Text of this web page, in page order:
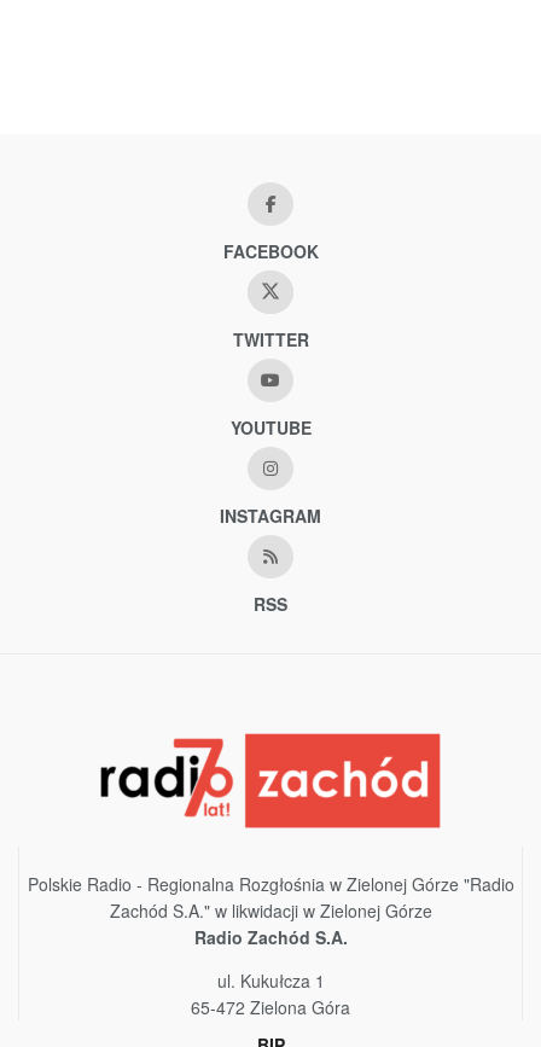
FACEBOOK
TWITTER
YOUTUBE
INSTAGRAM
RSS
Polskie Radio - Regionalna Rozgłośnia w Zielonej Górze "Radio
Zachód S.A." w likwidacji w Zielonej Górze
Radio Zachód S.A.
ul. Kukułcza 1
65-472 Zielona Góra